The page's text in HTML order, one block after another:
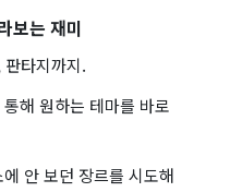
보는 재미
타지까지.
해 원하는 테마를 바로
안 보던 장르를 시도해